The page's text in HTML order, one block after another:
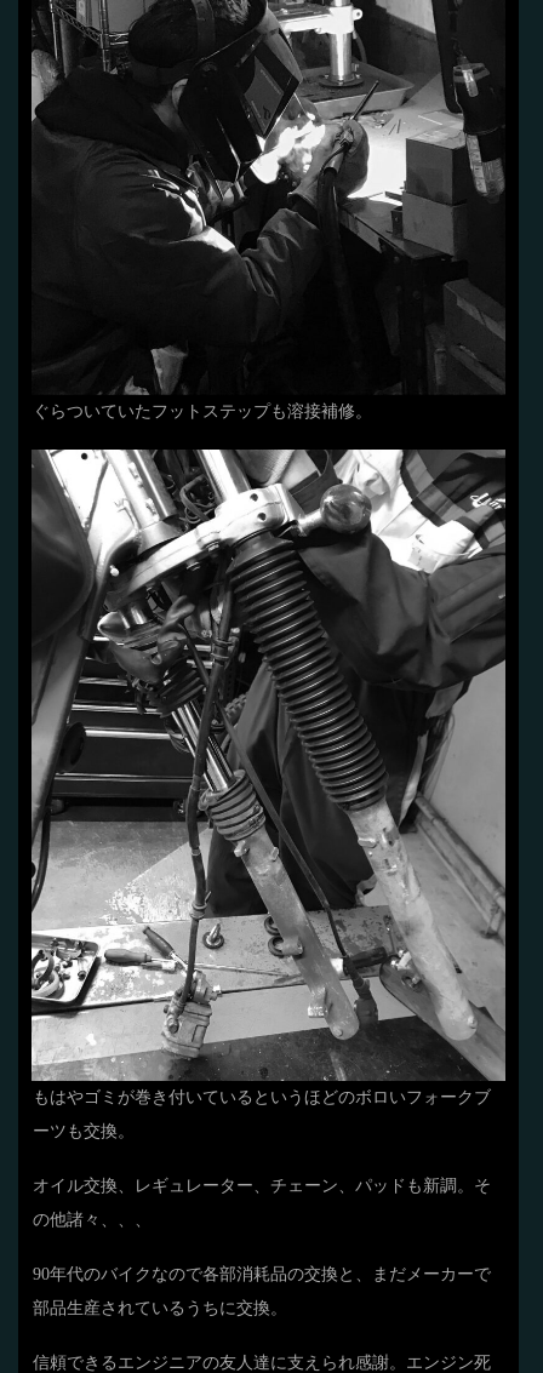
ぐらついていたフットステップも溶接補修。
もはやゴミが巻き付いているというほどのボロいフォークブ
ーツも交換。
オイル交換、レギュレーター、チェーン、パッドも新調。そ
の他諸々、、、
90年代のバイクなので各部消耗品の交換と、まだメーカーで
部品生産されているうちに交換。
信頼できるエンジニアの友人達に支えられ感謝。エンジン死